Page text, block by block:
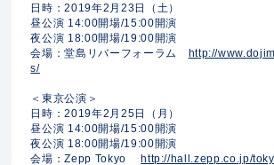
日時：2019年2月23日（土）
昼公演 14:00開場/15:00開演
夜公演 18:00開場/19:00開演
会場：堂島リバーフォーラム http://
s/
＜東京公演＞
日時：2019年2月25日（月）
昼公演 14:00開場/15:00開演
夜公演 18:00開場/19:00開演
会場：Zepp Tokyohttp://hall.zepp.co.jp/